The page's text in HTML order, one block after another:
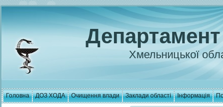
Хмельницької
Головна ДОЗ ХОДА Очищення влади Заклади області Інформація